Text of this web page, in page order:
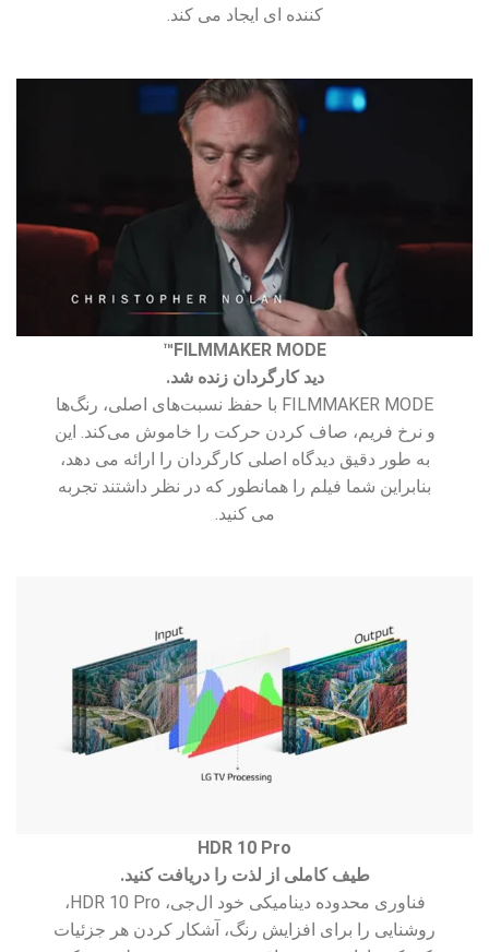
کننده ای ایجاد می کند.
FILMMAKER MODE™
دید کارگردان زنده شد.
FILMMAKER MODE با حفظ نسبت‌های اصلی، رنگ‌ها
و نرخ فریم، صاف کردن حرکت را خاموش می‌کند. این
به طور دقیق دیدگاه اصلی کارگردان را ارائه می دهد،
بنابراین شما فیلم را همانطور که در نظر داشتند تجربه
می کنید.
HDR 10 Pro
طیف کاملی از لذت را دریافت کنید.
فناوری محدوده دینامیکی خود ال‌جی، HDR 10 Pro،
روشنایی را برای افزایش رنگ، آشکار کردن هر جزئیات